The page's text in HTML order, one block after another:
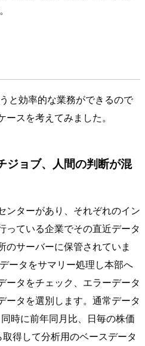
と効率的な業務ができるので
スを考えてみました。
ジョブ、人間の判断が混
ンターがあり、それぞれのイン
っている企業でその直近データ
のサーバーに保管されていま
ータをサマリー処理し本部へ
ータをチェック、エラーデータ
ータを選別します。通常データ
時に前年同月比、日毎の株価
得して分析用のベースデータ